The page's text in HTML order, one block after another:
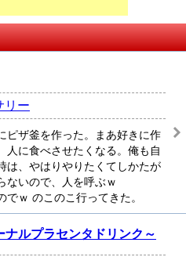
リー
ピザ釜を作った。まあ好きに作
人に食べさせたくなる。俺も自
は、やはりやりたくてしかたが
ないので、人を呼ぶｗ
ｗ のこのこ行ってきた。
ルプラセンタドリンク～